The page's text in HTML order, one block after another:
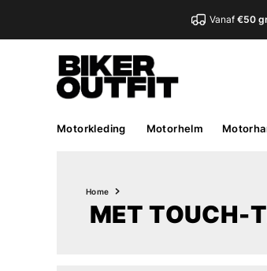
Vanaf€50
Motorkleding Motorhelm
Home
MET TOUCH-